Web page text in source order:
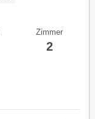
Zimmer
2